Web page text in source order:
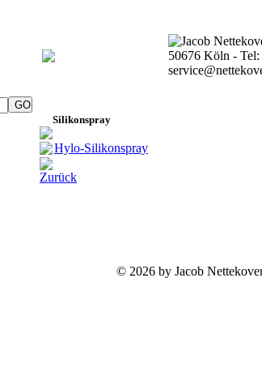
Silikonspray
Hylo-Silikonspray
Zurück
© 2026 by Jacob